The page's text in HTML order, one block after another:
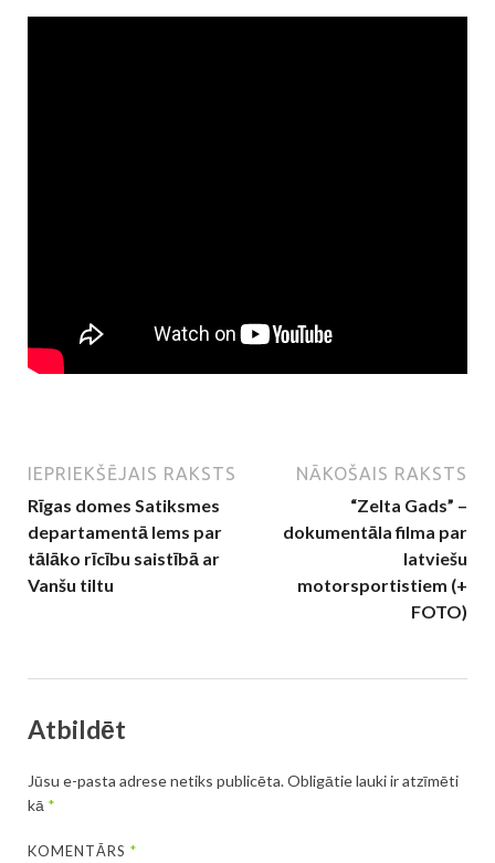
IEPRIEKŠĒJAIS RAKSTS
Rīgas domes Satiksmes
departamentā lems par
tālāko rīcību saistībā ar
Vanšu tiltu
NĀKOŠAIS RAKSTS
“Zelta Gads” –
dokumentāla filma par
latviešu
motorsportistiem (+
FOTO)
Atbildēt
Jūsu e-pasta adrese netiks publicēta.Obligātie lauki ir atzīmēti
kā *
KOMENTĀRS*